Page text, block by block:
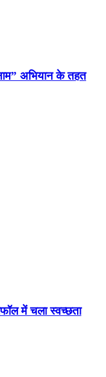
अभियान के तहत
में चला स्वच्छता